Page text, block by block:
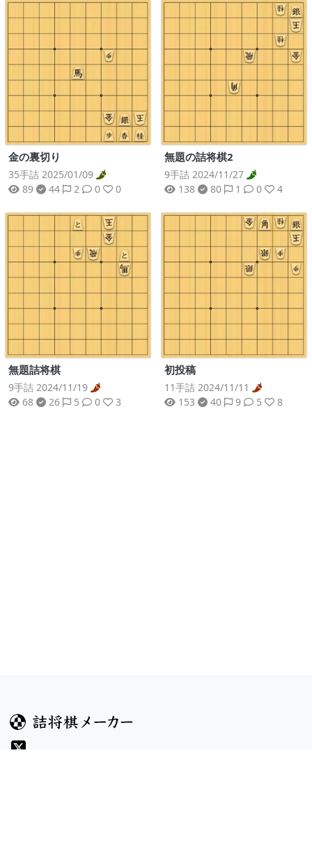
金の裏切り
35手詰 2025/01/09
89
44 2 0 0
無題の詰将棋2
9手詰 2024/11/27
138
80 1 0 4
無題詰将棋
9手詰 2024/11/19
68
26 5 0 3
初投稿
11手詰 2024/11/11
153
40 9 5 8